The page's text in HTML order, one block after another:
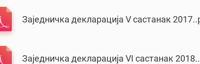
Заједничка декларација V састанак
Заједничка декларација VI састанак